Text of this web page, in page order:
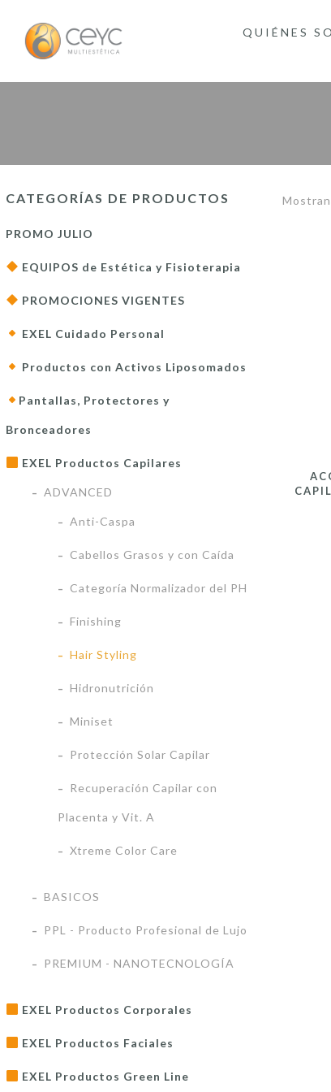
QUIÉNES
CATEGORÍAS DE PRODUCTOS
PROMO JULIO
EQUIPOS de Estética y Fisioterapia
PROMOCIONES VIGENTES
EXEL Cuidado Personal
Productos con Activos Liposomados
Pantallas, Protectores y
Bronceadores
EXEL Productos Capilares
ADVANCED
Anti-Caspa
Cabellos Grasos y con Caída
Categoría Normalizador del PH
Finishing
Hair Styling
Hidronutrición
Miniset
Protección Solar Capilar
Recuperación Capilar con
Placenta y Vit. A
Xtreme Color Care
BASICOS
PPL - Producto Profesional de Lujo
PREMIUM - NANOTECNOLOGÍA
EXEL Productos Corporales
EXEL Productos Faciales
EXEL Productos Green Line